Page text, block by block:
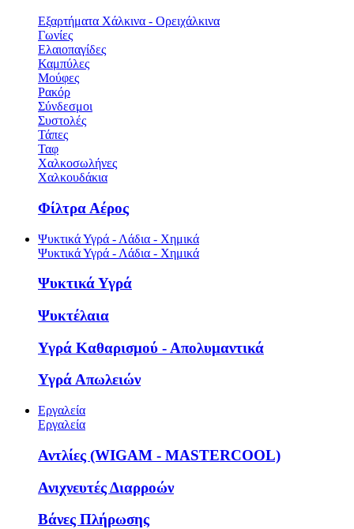
Εξαρτήματα Χάλκινα - Ορειχάλκινα
Γωνίες
Ελαιοπαγίδες
Καμπύλες
Μούφες
Ρακόρ
Σύνδεσμοι
Συστολές
Τάπες
Ταφ
Χαλκοσωλήνες
Χαλκουδάκια
Φίλτρα Αέρος
Ψυκτικά Υγρά - Λάδια - Χημικά
Ψυκτικά Υγρά - Λάδια - Χημικά
Ψυκτικά Υγρά
Ψυκτέλαια
Υγρά Καθαρισμού - Απολυμαντικά
Υγρά Απωλειών
Εργαλεία
Εργαλεία
Αντλίες (WIGAM - MASTERCOOL)
Ανιχνευτές Διαρροών
Βάνες Πλήρωσης